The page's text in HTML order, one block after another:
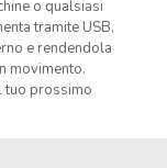
o qualsiasi
tramite USB,
e rendendola
movimento.
tuo prossimo